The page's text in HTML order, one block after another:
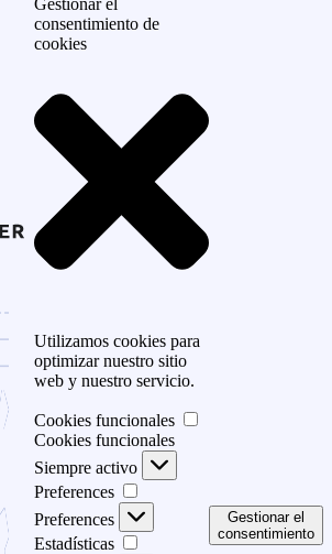
Gestionar el
consentimiento de
cookies
Utilizamos cookies para
optimizar nuestro sitio
web y nuestro servicio.
Cookies funcionales
Cookies funcionales
Siempre activo
Preferences
Preferences
Estadísticas
Gestionar el
consentimiento